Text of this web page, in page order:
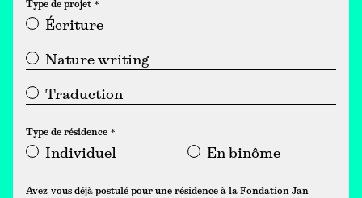
Type de projet
Écriture
Nature writing
Traduction
Type de résidence
Individuel En binôme
Avez-vous déjà postulé pour une résidence à la Fondation Jan